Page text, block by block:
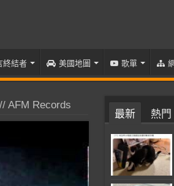
終結者 美國地圖 歌單
AFM Records
最新 熱門